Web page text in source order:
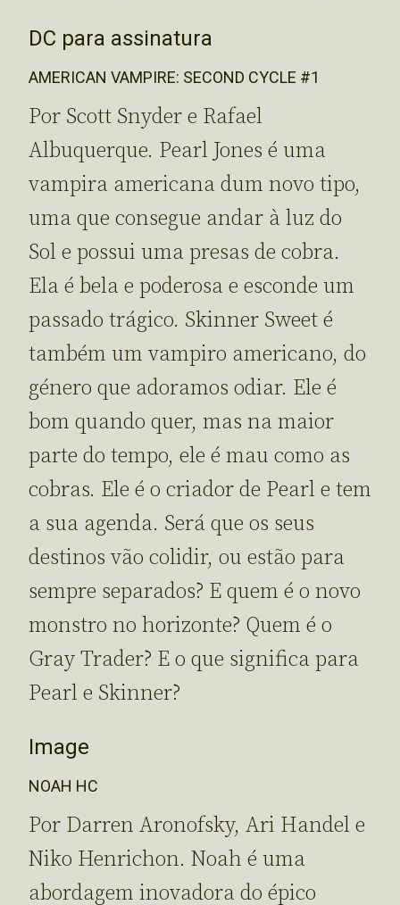
DC para assinatura
AMERICAN VAMPIRE: SECOND CYCLE #1
Por Scott Snyder e Rafael
Albuquerque. Pearl Jones é uma
vampira americana dum novo tipo,
uma que consegue andar à luz do
Sol e possui uma presas de cobra.
Ela é bela e poderosa e esconde um
passado trágico. Skinner Sweet é
também um vampiro americano, do
género que adoramos odiar. Ele é
bom quando quer, mas na maior
parte do tempo, ele é mau como as
cobras. Ele é o criador de Pearl e tem
a sua agenda. Será que os seus
destinos vão colidir, ou estão para
sempre separados? E quem é o novo
monstro no horizonte? Quem é o
Gray Trader? E o que significa para
Pearl e Skinner?
Image
NOAH HC
Por Darren Aronofsky, Ari Handel e
Niko Henrichon. Noah é uma
abordagem inovadora do épico